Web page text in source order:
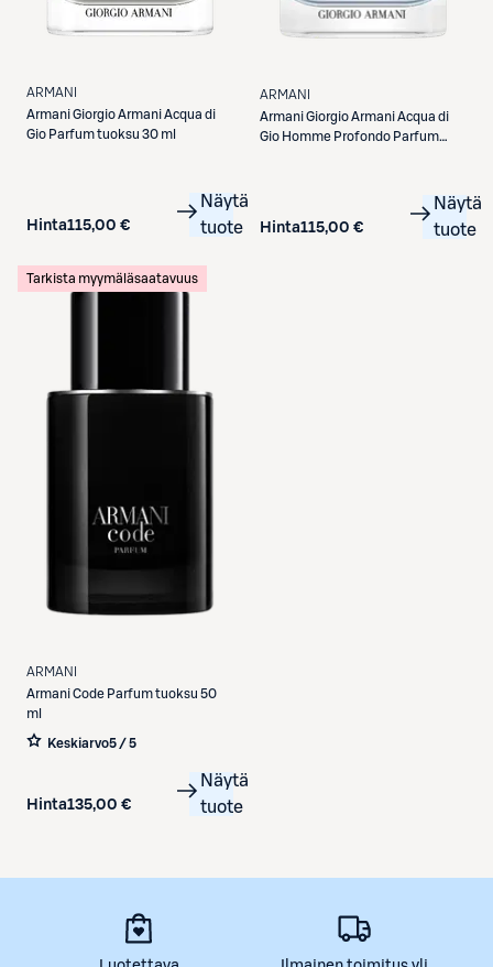
ARMANI
ArmaniGiorgio Armani Acqua di
Gio Parfum tuoksu 30 ml
Hinta115,00 €
Näytä
tuote
ARMANI
ArmaniGiorgio Armani Acqua di
Gio Homme Profondo Parfum
Hinta115,00 €
Näytä
tuote
Tarkista myymäläsaatavuus
ARMANI
ArmaniCode Parfum tuoksu 50
ml
Keskiarvo5 / 5
Hinta135,00 €
Näytä
tuote